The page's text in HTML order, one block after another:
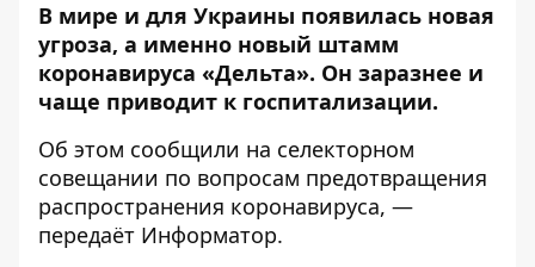
В мире и для Украины появилась новая
угроза, а именно новый штамм
коронавируса «Дельта». Он заразнее и
чаще приводит к госпитализации.
Об этом сообщили на селекторном
совещании по вопросам предотвращения
распространения коронавируса, —
передаёт Информатор.